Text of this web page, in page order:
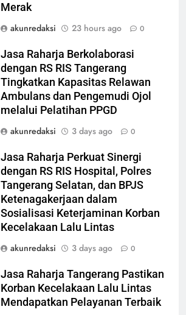
Merak
akunredaksi
23 hours ago 0
Jasa Raharja Berkolaborasi
dengan RS RIS Tangerang
Tingkatkan Kapasitas Relawan
Ambulans dan Pengemudi Ojol
melalui Pelatihan PPGD
akunredaksi
3 days ago 0
Jasa Raharja Perkuat Sinergi
dengan RS RIS Hospital, Polres
Tangerang Selatan, dan BPJS
Ketenagakerjaan dalam
Sosialisasi Keterjaminan Korban
Kecelakaan Lalu Lintas
akunredaksi
3 days ago 0
Jasa Raharja Tangerang Pastikan
Korban Kecelakaan Lalu Lintas
Mendapatkan Pelayanan Terbaik